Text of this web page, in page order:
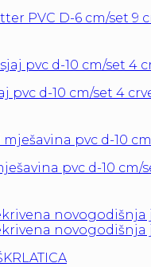
PVC D-6 cm/set 9
pvc d-10 cm/set 4
pvc d-10 cm/